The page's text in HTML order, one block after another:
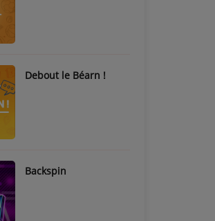
Debout le Béarn !
Backspin